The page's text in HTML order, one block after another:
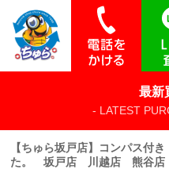
最新
- LATEST
【ちゅら坂戸店】コンパス
た。 坂戸店 川越店 熊谷店